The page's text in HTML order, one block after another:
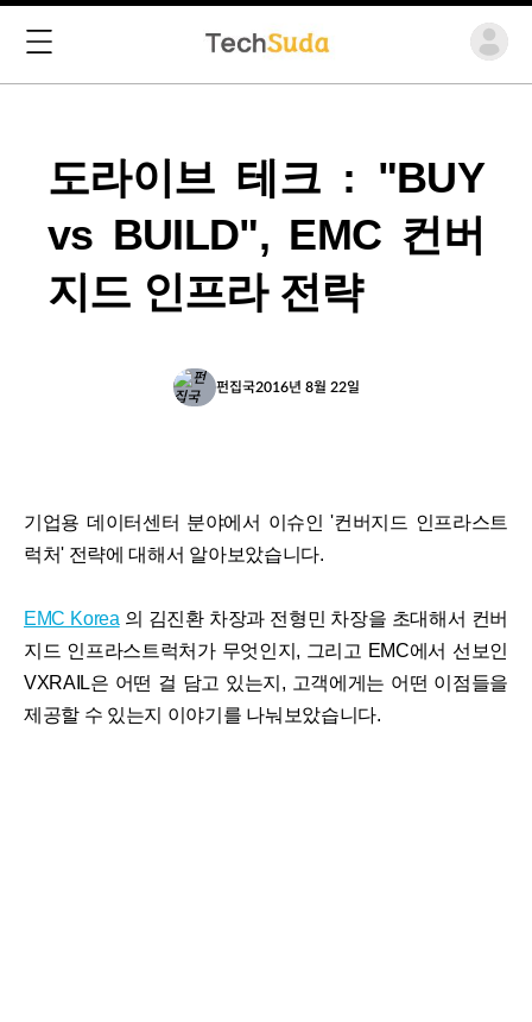
도라이브 테크 : "BUY
vs BUILD", EMC 컨버
지드 인프라 전략
펀집국2016년 8월 22일
기업용 데이터센터 분야에서 이슈인 '컨버지드 인프라스트
럭처' 전략에 대해서 알아보았습니다.
EMC Korea 의 김진환 차장과 전형민 차장을 초대해서 컨버
지드 인프라스트럭처가 무엇인지, 그리고 EMC에서 선보인
VXRAIL은 어떤 걸 담고 있는지, 고객에게는 어떤 이점들을
제공할 수 있는지 이야기를 나눠보았습니다.